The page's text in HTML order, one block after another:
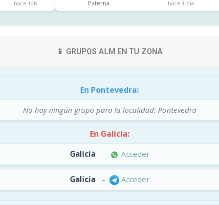
hace 14h
Paterna
hace 1 día
📱 GRUPOS ALM EN TU ZONA
En Pontevedra:
No hay ningún grupo para la localidad: Pontevedra
En Galicia:
Galicia - Acceder
Galicia - Acceder